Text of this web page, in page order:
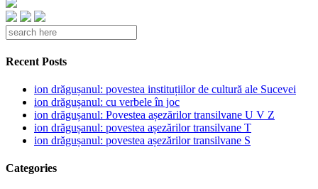
Recent Posts
ion drăgușanul: povestea instituțiilor de cultură ale Sucevei
ion drăgușanul: cu verbele în joc
ion drăgușanul: Povestea așezărilor transilvane U V Z
ion drăgușanul: povestea așezărilor transilvane T
ion drăgușanul: povestea așezărilor transilvane S
Categories